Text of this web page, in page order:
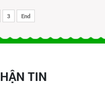
3 End
TIN